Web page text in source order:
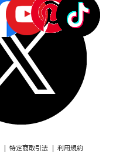
特定商取引法 利用規約